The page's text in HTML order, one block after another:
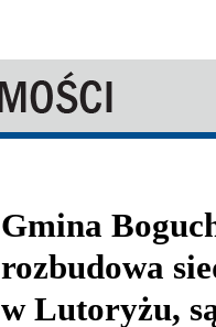
Gmina
rozbudowa
w Lutoryżu,